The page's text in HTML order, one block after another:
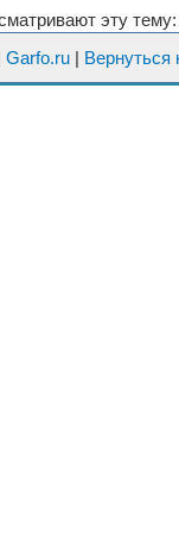
эту тему:
Garfo.ru | Вернуться